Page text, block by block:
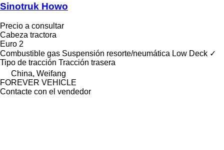
Sinotruk Howo
Precio a consultar
Cabeza tractora
Euro 2
Combustible gas Suspensión resorte/neumática Low Deck ✓
Tipo de tracción Tracción trasera
China, Weifang
FOREVER VEHICLE
Contacte con el vendedor